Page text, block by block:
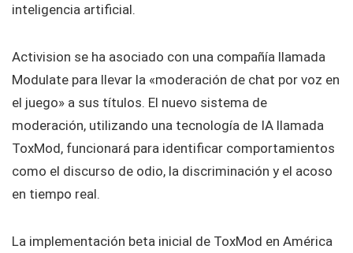
inteligencia artificial.
Activision se ha asociado con una compañía llamada
Modulate para llevar la «moderación de chat por voz en
el juego» a sus títulos. El nuevo sistema de
moderación, utilizando una tecnología de IA llamada
ToxMod, funcionará para identificar comportamientos
como el discurso de odio, la discriminación y el acoso
en tiempo real.
La implementación beta inicial de ToxMod en América